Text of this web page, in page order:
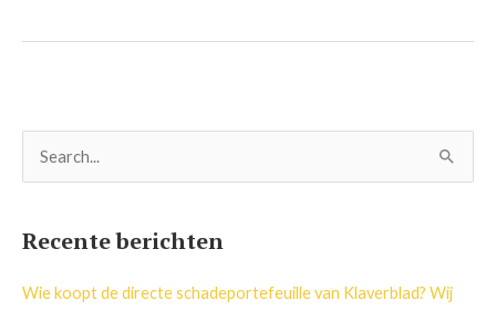
n
Recente berichten
Wie koopt de directe schadeportefeuille van Klaverblad? Wij